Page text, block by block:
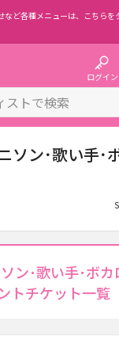
ど各種メニューは、
こちらを
ログイン
ソン･歌い手･
ン･歌い手･ボ
トチケット一覧